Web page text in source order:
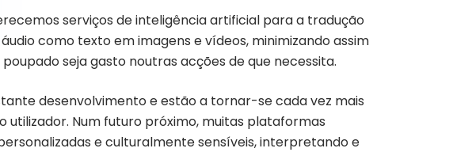
serviços de inteligência artificial para a tradução
como texto em imagens e vídeos, minimizando assim
seja gasto noutras acções de que necessita.
desenvolvimento e estão a tornar-se cada vez mais
utilizador. Num futuro próximo, muitas plataformas
e culturalmente sensíveis, interpretando e